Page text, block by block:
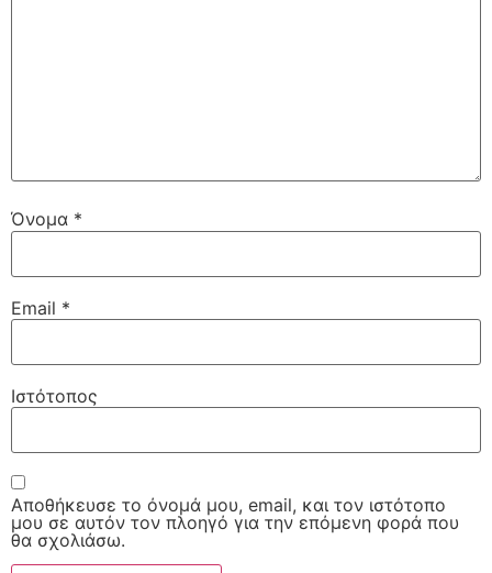
Όνομα *
Email *
Ιστότοπος
Αποθήκευσε το όνομά μου, email, και τον ιστότοπο
μου σε αυτόν τον πλοηγό για την επόμενη φορά που
θα σχολιάσω.